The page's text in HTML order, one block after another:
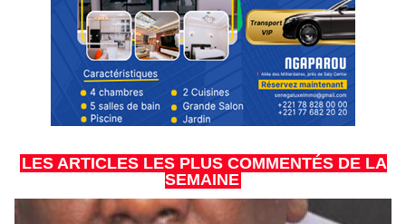
LES ARTICLES LES PLUS COMMENTÉS DE LA
SEMAINE